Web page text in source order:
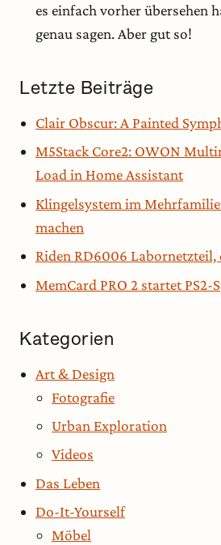
es einfach vorher übersehen
genau sagen. Aber gut so!
Letzte Beiträge
Clair Obscur: A Painted
M5Stack Core2: OWON
Load in Home Assistant
Klingelsystem im
machen
Riden RD6006 Labornetzteil,
MemCard PRO 2 startet PS2-
Kategorien
Art & Design
Fotografie
Urban Exploration
Videos
Das Leben
Do-It-Yourself
Möbel